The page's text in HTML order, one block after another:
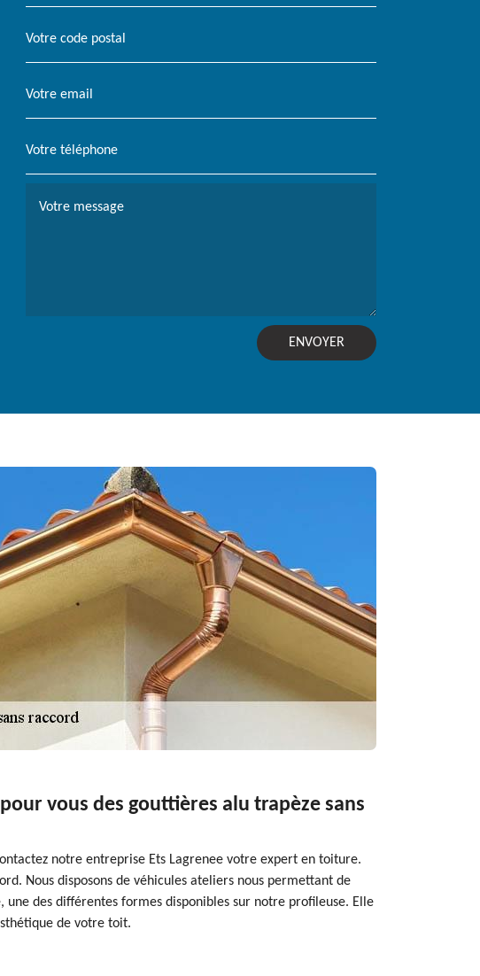
vous des gouttières alu trapèze sans
notre entreprise Ets Lagrenee votre expert en toiture.
Nous disposons de véhicules ateliers nous permettant de
des différentes formes disponibles sur notre profileuse. Elle
de votre toit.